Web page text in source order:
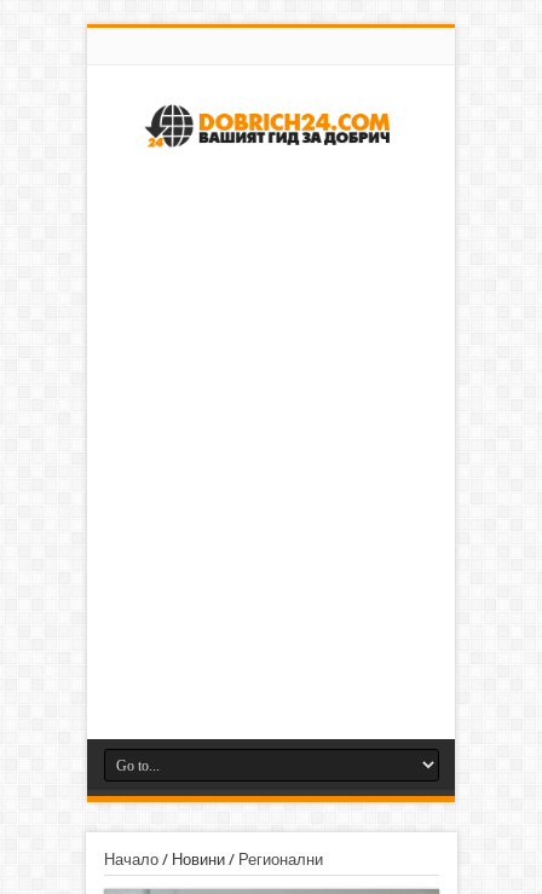
Начало/ Новини/ Регионални